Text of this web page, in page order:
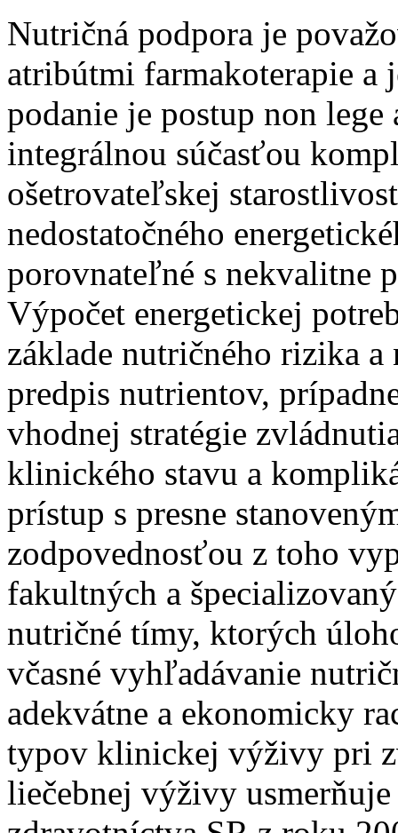
Nutričná podpora je
atribútmi farmakoterapie a
podanie je postup non
integrálnou súčasťou
ošetrovateľskej
nedostatočného
porovnateľné s nekvalitne
Výpočet energetickej
základe nutričného rizika a
predpis nutrientov,
vhodnej stratégie
klinického stavu a
prístup s presne
zodpovednosťou z toho
fakultných a
nutričné tímy, ktorých
včasné vyhľadávanie
adekvátne a ekonomicky
typov klinickej výživy pri
liečebnej výživy